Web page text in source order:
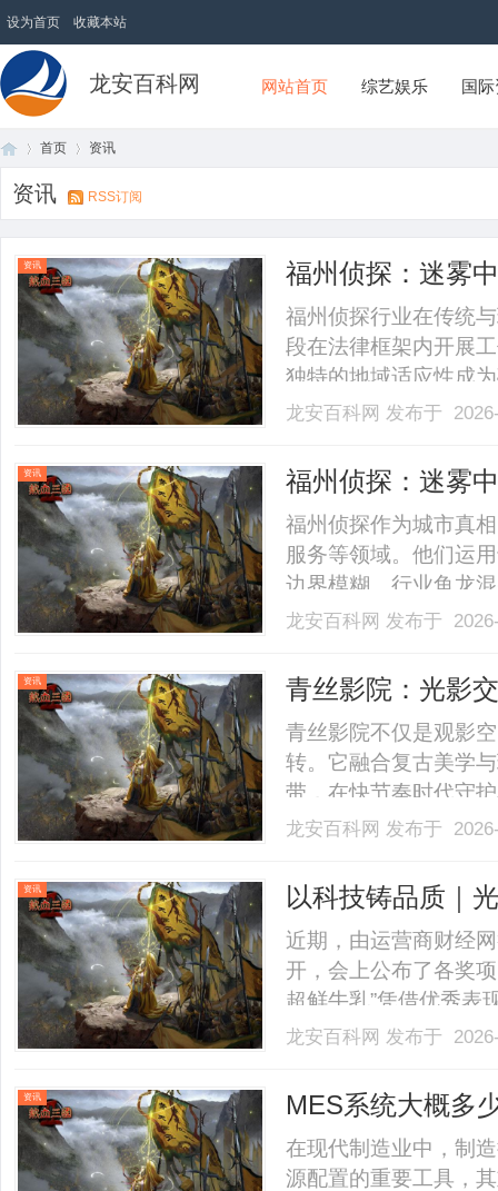
设为首页 收藏本站
龙安百科网 网站首页 综艺娱乐 国
首页 资讯
资讯 RSS订阅
资讯 福州侦探：迷雾
福州侦探行业在传统
段在法律框架内开展
独特的地域适应性成
化的方向发展。......
龙安百科网 发布于
资讯 福州侦探：迷雾
福州侦探作为城市真
服务等领域。他们运
边界模糊、行业鱼龙
护者以智慧与勇气，
龙安百科网 发布于
资讯 青丝影院：光影
青丝影院不仅是观影
转。它融合复古美学
带，在快节奏时代守
龙安百科网 发布于
资讯
以科技铸品质｜
榜”年度奖项
近期，由运营商财经
开，会上公布了各奖
超鲜牛乳”凭借优秀表
这一荣誉不仅彰显了
新品，光明优倍5.0超
龙安百科网 发布于
资讯 MES系统大概多
在现代制造业中，制
源配置的重要工具，